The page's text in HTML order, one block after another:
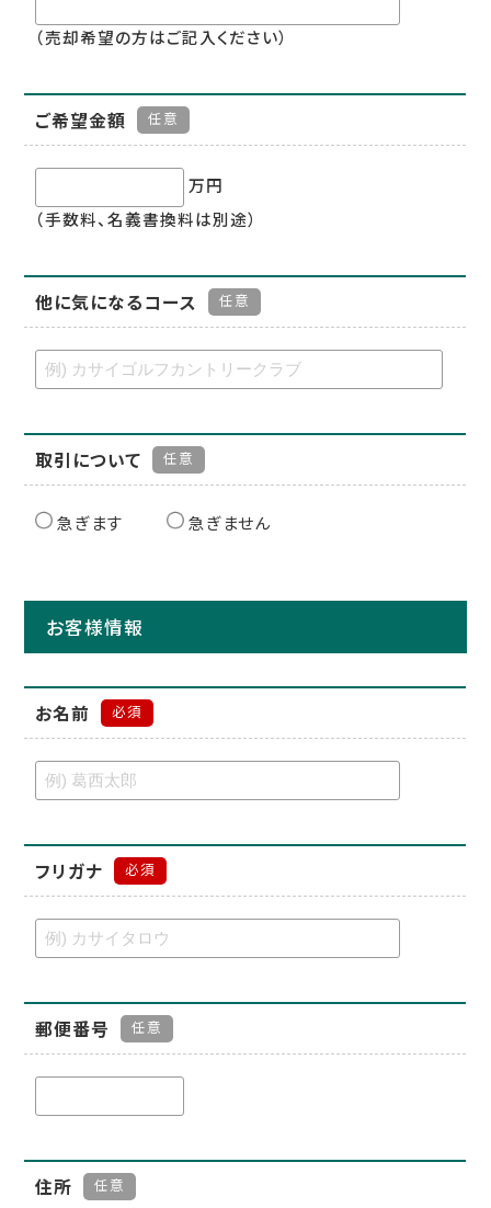
（売却希望の方はご記入ください）
ご希望金額 任意
万円
（手数料、名義書換料は別途）
他に気になるコース 任意
取引について 任意
急ぎます 急ぎません
お客様情報
お名前 必須
フリガナ 必須
郵便番号 任意
住所 任意